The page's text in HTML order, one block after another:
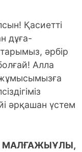
Қасиетті
дұға-
әрбір
Алла
әрқашан үстем
МАЛҒАЖЫҰЛЫ,